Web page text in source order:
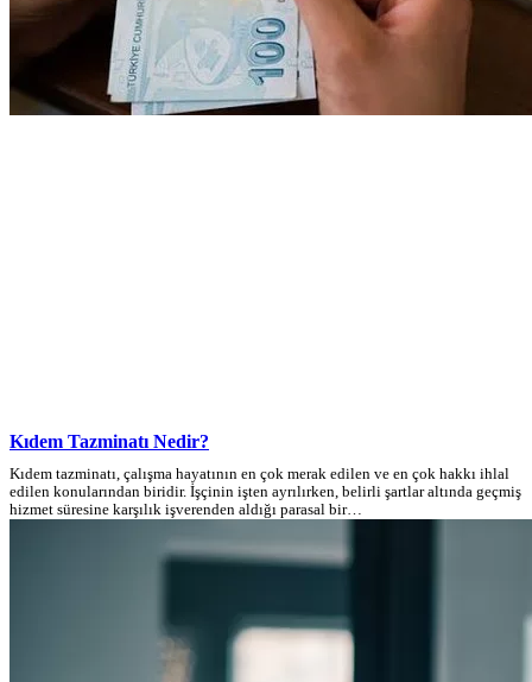
Kıdem Tazminatı Nedir?
Kıdem tazminatı, çalışma hayatının en çok merak edilen ve en çok hakkı ihlal
edilen konularından biridir. İşçinin işten ayrılırken, belirli şartlar altında geçmiş
hizmet süresine karşılık işverenden aldığı parasal bir…